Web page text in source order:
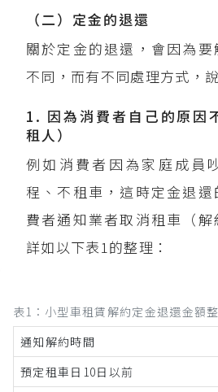
（二）定金的退還
關於定金的退還，會因為
不同，而有不同處理方式，
1. 因為消費者自己的原因
租人）
例如消費者因為家庭成員
程、不租車，這時定金退
費者通知業者取消租車（解
詳如以下表1的整理：
表1：小型車租賃解約定金退還金額
通知解約時間
預定租車日10日以前